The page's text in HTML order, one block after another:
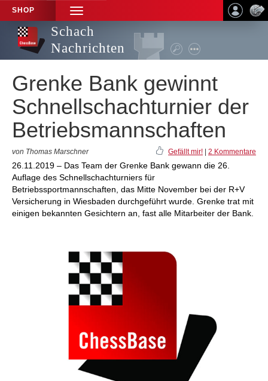
SHOP
TOGGLE
NAVIGATION
Schach
Nachrichten
Grenke Bank gewinnt
Schnellschachturnier der
Betriebsmannschaften
von Thomas Marschner Gefällt mir! 2 Kommentare
26.11.2019 – Das Team der Grenke Bank gewann die 26.
Auflage des Schnellschachturniers für
Betriebssportmannschaften, das Mitte November bei der R+V
Versicherung in Wiesbaden durchgeführt wurde. Grenke trat mit
einigen bekannten Gesichtern an, fast alle Mitarbeiter der Bank.